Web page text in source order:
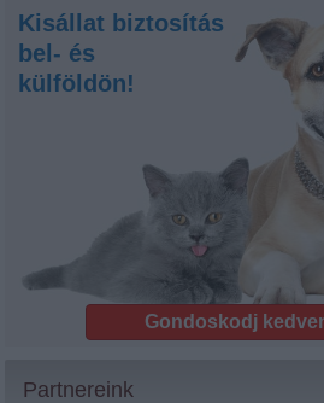
Kisállat biztosítás
bel- és
külföldön!
Gondoskodj
Partnereink